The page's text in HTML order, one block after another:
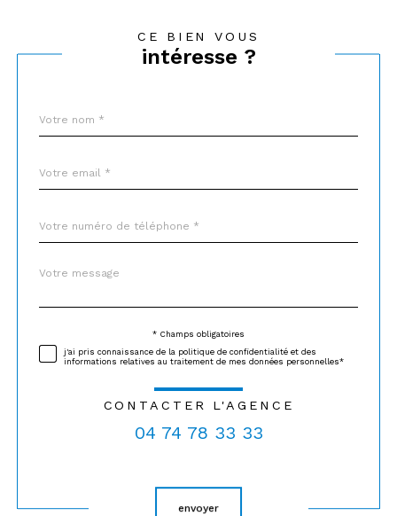
CE BIEN VOUS
intéresse ?
*
*
*
Fieldset
Message
*
* Champs obligatoires
j'ai pris connaissance de la politique de confidentialité et des
informations relatives au traitement de mes données personnelles*
CONTACTER L'AGENCE
04 74 78 33 33
envoyer